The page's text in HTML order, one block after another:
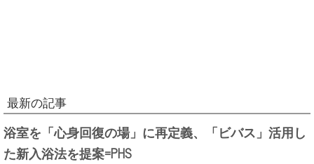
最新の記事
浴室を「心身回復の場」に再定義、「ビバス」活用し
た新入浴法を提案=PHS